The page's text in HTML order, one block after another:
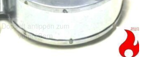
Doppelt antippen zum
vergrößern